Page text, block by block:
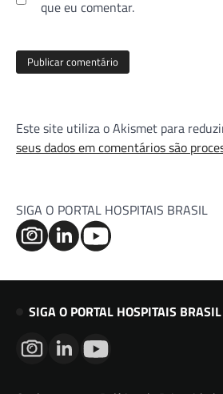
que eu comentar.
Este site utiliza o Akismet para
seus dados em comentários são
SIGA O PORTAL HOSPITAIS BRASIL
SIGA O PORTAL HOSPITAIS BRASIL